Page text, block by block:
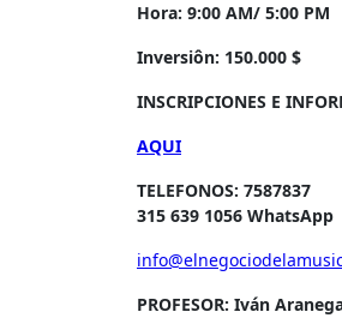
Hora: 9:00 AM/ 5:00 PM
Inversiôn: 150.000 $
INSCRIPCIONES E
AQUI
TELEFONOS: 7587837
315 639 1056 WhatsApp
PROFESOR: Iván